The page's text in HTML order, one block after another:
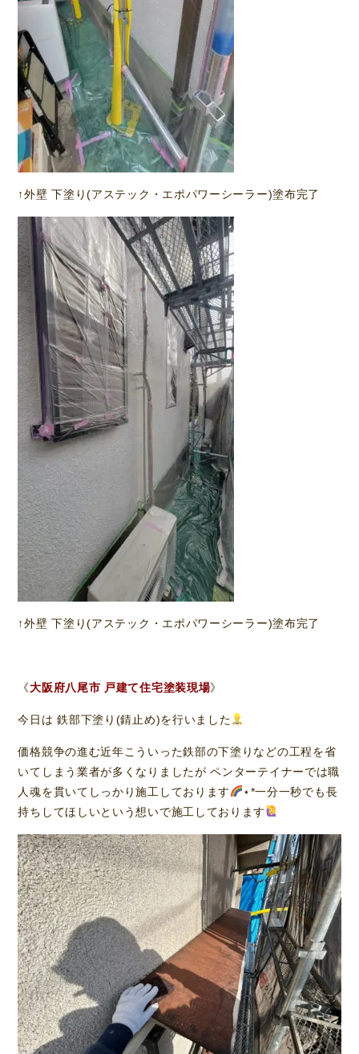
↑外壁 下塗り(アステック・エポパワーシーラー)塗布完了
↑外壁 下塗り(アステック・エポパワーシーラー)塗布完了
《大阪府八尾市 戸建て住宅塗装現場》
今日は 鉄部下塗り(錆止め)を行いました
価格競争の進む近年こういった鉄部の下塗りなどの工程を省
いてしまう業者が多くなりましたが ペンターテイナーでは職
人魂を貫いてしっかり施工しております
⋆*一分一秒でも長
持ちしてほしいという想いで施工しております